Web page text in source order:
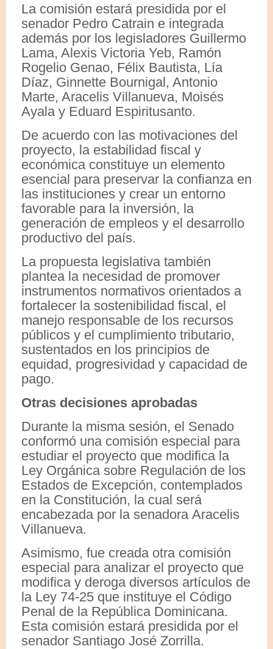
La comisión estará presidida por el
senador Pedro Catrain e integrada
además por los legisladores Guillermo
Lama, Alexis Victoria Yeb, Ramón
Rogelio Genao, Félix Bautista, Lía
Díaz, Ginnette Bournigal, Antonio
Marte, Aracelis Villanueva, Moisés
Ayala y Eduard Espiritusanto.
De acuerdo con las motivaciones del
proyecto, la estabilidad fiscal y
económica constituye un elemento
esencial para preservar la confianza en
las instituciones y crear un entorno
favorable para la inversión, la
generación de empleos y el desarrollo
productivo del país.
La propuesta legislativa también
plantea la necesidad de promover
instrumentos normativos orientados a
fortalecer la sostenibilidad fiscal, el
manejo responsable de los recursos
públicos y el cumplimiento tributario,
sustentados en los principios de
equidad, progresividad y capacidad de
pago.
Otras decisiones aprobadas
Durante la misma sesión, el Senado
conformó una comisión especial para
estudiar el proyecto que modifica la
Ley Orgánica sobre Regulación de los
Estados de Excepción, contemplados
en la Constitución, la cual será
encabezada por la senadora Aracelis
Villanueva.
Asimismo, fue creada otra comisión
especial para analizar el proyecto que
modifica y deroga diversos artículos de
la Ley 74-25 que instituye el Código
Penal de la República Dominicana.
Esta comisión estará presidida por el
senador Santiago José Zorrilla.